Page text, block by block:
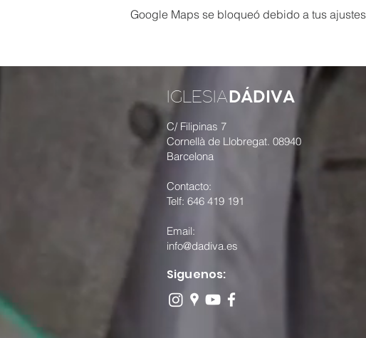
Google Maps se bloqueó debido a tus
IGLESIADÁDIVA
C/ Filipinas 7
Cornellà de Llobregat. 08940
Barcelona
Contacto:
Telf: 646 419 191​
Email:
info@dadiva.es
Siguenos: